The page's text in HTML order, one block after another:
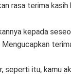
rasa terima kasih
kepada
seperti itu, kamu